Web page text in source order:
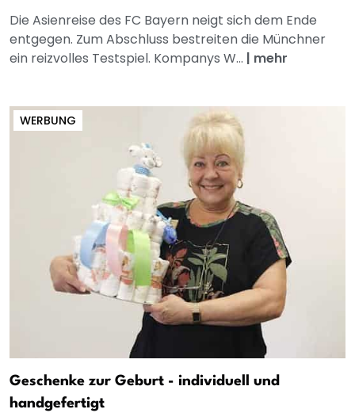
Die Asienreise des FC Bayern neigt sich dem Ende
entgegen. Zum Abschluss bestreiten die Münchner
ein reizvolles Testspiel. Kompanys W... | mehr
WERBUNG
Geschenke zur Geburt - individuell und
handgefertigt